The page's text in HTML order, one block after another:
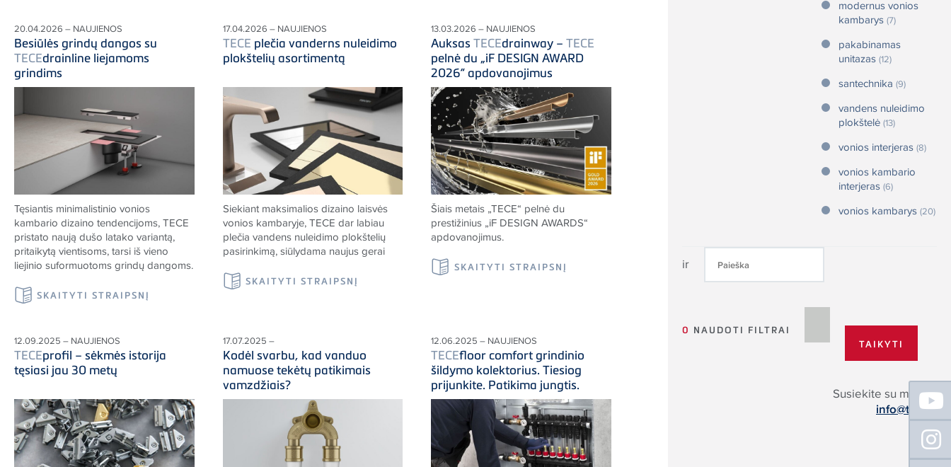
modernus vonios
kambarys (7)
pakabinamas
unitazas (12)
santechnika (9)
vandens nuleidimo
plokštelė (13)
vonios interjeras (8)
vonios kambario
interjeras (6)
vonios kambarys (20)
ir
0 NAUDOTI FILTRAI
Susiekite su mumis:
info@tece.lt
20.04.2026 – NAUJIENOS
Besiūlės grindų dangos su
TECEdrainline liejamoms
grindims
Tęsiantis minimalistinio vonios
kambario dizaino tendencijoms,TECE
pristato naują dušo latako variantą,
pritaikytą vientisoms, tarsi iš vieno
liejinio suformuotoms grindų dangoms.
SKAITYTI STRAIPSNĮ
17.04.2026 – NAUJIENOS
TECE plečia vanderns nuleidimo
plokštelių asortimentą
Siekiant maksimalios dizaino laisvės
vonios kambaryje, TECE dar labiau
plečia vandens nuleidimo plokštelių
pasirinkimą, siūlydama naujus gerai
SKAITYTI STRAIPSNĮ
13.03.2026 – NAUJIENOS
AuksasTECEdrainway –TECE
pelnė du „iF DESIGN AWARD
2026“ apdovanojimus
Šiais metais „TECE“ pelnė du
prestižinius „iF DESIGN AWARDS“
apdovanojimus.
SKAITYTI STRAIPSNĮ
12.09.2025 – NAUJIENOS
TECEprofil – sėkmės istorija
tęsiasi jau 30 metų
17.07.2025 –
Kodėl svarbu, kad vanduo
namuose tekėtų patikimais
vamzdžiais?
12.06.2025 – NAUJIENOS
TECEfloor comfort grindinio
šildymo kolektorius. Tiesiog
prijunkite. Patikima jungtis.
Floating
Sidebar